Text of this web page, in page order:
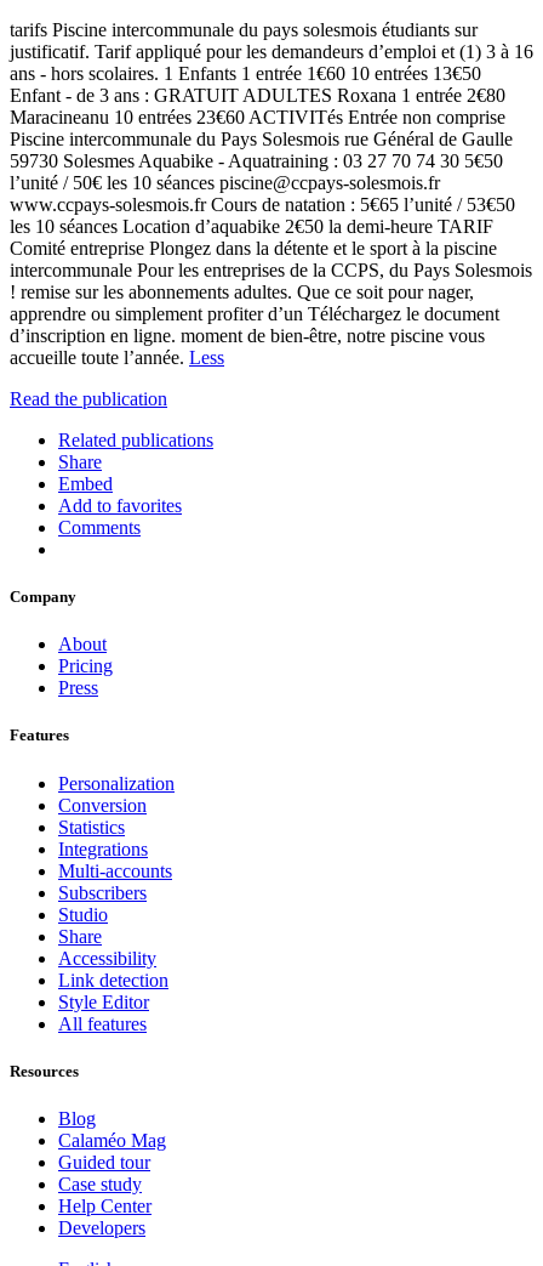
tarifs Piscine intercommunale du pays solesmois étudiants sur
justificatif. Tarif appliqué pour les demandeurs d’emploi et (1) 3 à 16
ans - hors scolaires. 1 Enfants 1 entrée 1€60 10 entrées 13€50
Enfant - de 3 ans : GRATUIT ADULTES Roxana 1 entrée 2€80
Maracineanu 10 entrées 23€60 ACTIVITés Entrée non comprise
Piscine intercommunale du Pays Solesmois rue Général de Gaulle
59730 Solesmes Aquabike - Aquatraining : 03 27 70 74 30 5€50
l’unité / 50€ les 10 séances piscine@ccpays-solesmois.fr
www.ccpays-solesmois.fr Cours de natation : 5€65 l’unité / 53€50
les 10 séances Location d’aquabike 2€50 la demi-heure TARIF
Comité entreprise Plongez dans la détente et le sport à la piscine
intercommunale Pour les entreprises de la CCPS, du Pays Solesmois
! remise sur les abonnements adultes. Que ce soit pour nager,
apprendre ou simplement profiter d’un Téléchargez le document
d’inscription en ligne. moment de bien-être, notre piscine vous
accueille toute l’année. Less
Read the publication
Related publications
Share
Embed
Add to favorites
Comments
Company
About
Pricing
Press
Features
Personalization
Conversion
Statistics
Integrations
Multi-accounts
Subscribers
Studio
Share
Accessibility
Link detection
Style Editor
All features
Resources
Blog
Calaméo Mag
Guided tour
Case study
Help Center
Developers